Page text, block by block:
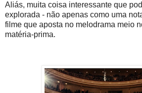
Aliás, muita coisa interessante que
explorada - não apenas como uma
filme que aposta no melodrama meio
matéria-prima.